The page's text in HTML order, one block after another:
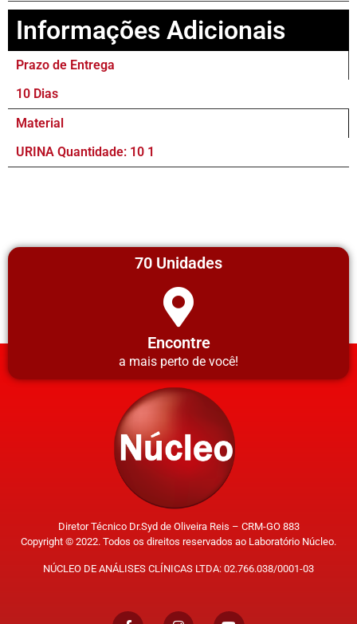
Informações Adicionais
Prazo de Entrega
10 Dias
Material
URINA Quantidade: 10 1
70 Unidades
Encontre
a mais perto de você!
Diretor Técnico Dr.Syd de Oliveira Reis – CRM-GO 883
Copyright © 2022. Todos os direitos reservados ao Laboratório Núcleo.
NÚCLEO DE ANÁLISES CLÍNICAS LTDA: 02.766.038/0001-03